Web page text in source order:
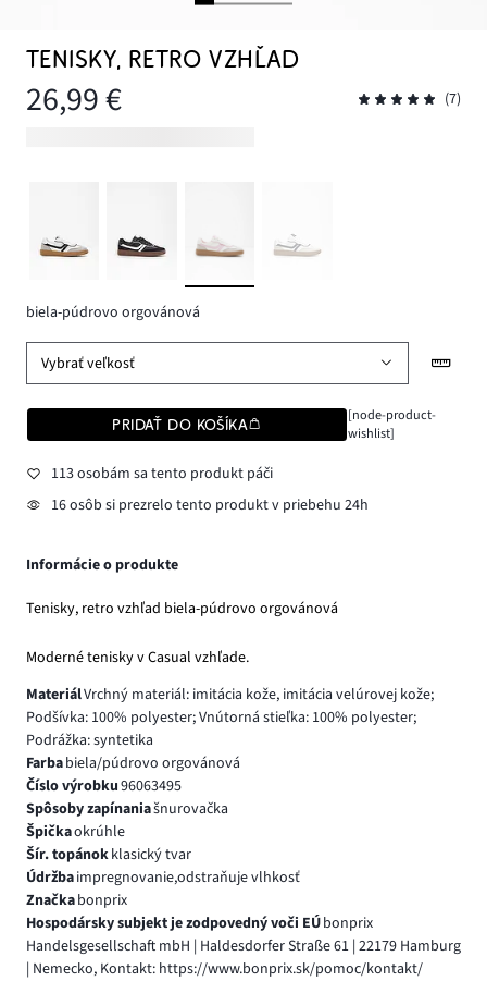
TENISKY, RETRO VZHĽAD
26,99 € (7)
biela-púdrovo orgovánová
Vybrať veľkosť
PRIDAŤ DO KOŠÍKA
[node-product-
wishlist]
113 osobám sa tento produkt páči
16 osôb si prezrelo tento produkt v priebehu 24h
Informácie o produkte
Tenisky, retro vzhľad biela-púdrovo orgovánová
Moderné tenisky v Casual vzhľade.
MateriálVrchný materiál: imitácia kože, imitácia velúrovej kože;
Podšívka: 100% polyester; Vnútorná stieľka: 100% polyester;
Podrážka: syntetika
Farbabiela/púdrovo orgovánová
Číslo výrobku96063495
Spôsoby zapínaniašnurovačka
Špičkaokrúhle
Šír. topánokklasický tvar
Údržbaimpregnovanie,odstraňuje vlhkosť
Značkabonprix
Hospodársky subjekt je zodpovedný voči EÚbonprix
Handelsgesellschaft mbH | Haldesdorfer Straße 61 | 22179 Hamburg
| Nemecko, Kontakt: https://www.bonprix.sk/pomoc/kontakt/